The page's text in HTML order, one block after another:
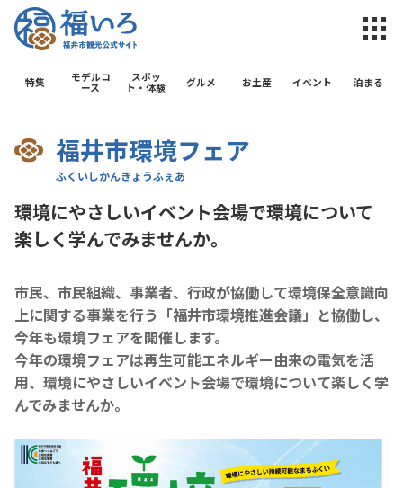
福井市観光
特集
モデルコ
ース
スポッ
ト・体験
グルメ お土産 イベント 泊まる
福井市環境フェア
環境にやさしいイベント会場で環境について
楽しく学んでみませんか。
市民、市民組織、事業者、行政が協働して環境保全意識向
上に関する事業を行う「福井市環境推進会議」と協働し、
今年も環境フェアを開催します。
今年の環境フェアは再生可能エネルギー由来の電気を活
用、環境にやさしいイベント会場で環境について楽しく学
んでみませんか。